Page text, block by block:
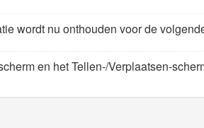
wordt nu onthouden voor de
en het Tellen-/Verplaatsen-